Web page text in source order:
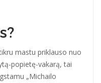
mastu priklauso nuo
popietę-vakarą, tai
„Michailo